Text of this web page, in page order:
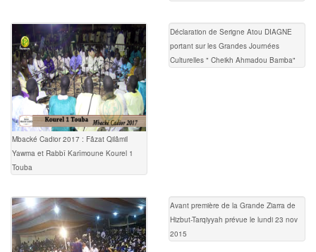
Mbacké Cadior 2017 : Fâzat Qilâmil
Yawma et Rabbî Karîmoune Kourel 1
Touba
Déclaration de Serigne Atou DIAGNE
portant sur les Grandes Journées
Culturelles " Cheikh Ahmadou Bamba"
Avant première de la Grande Ziarra de
Hizbut-Tarqiyyah prévue le lundi 23 nov
2015